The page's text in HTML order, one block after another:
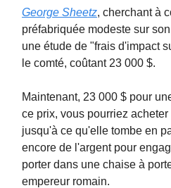
George Sheetz, cherchant à
préfabriquée modeste sur
une étude de "frais d'impact
le comté, coûtant 23 000 $.
Maintenant, 23 000 $ pour
ce prix, vous pourriez
jusqu'à ce qu'elle tombe en
encore de l'argent pour
porter dans une chaise à
empereur romain.